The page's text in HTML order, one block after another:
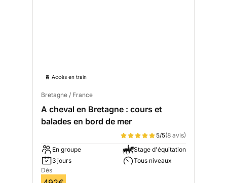
🚆 Accès en train
Bretagne / France
A cheval en Bretagne : cours et
balades en bord de mer
5/5(8 avis)
En groupe
3 jours
Stage d'équitation
Tous niveaux
Dès